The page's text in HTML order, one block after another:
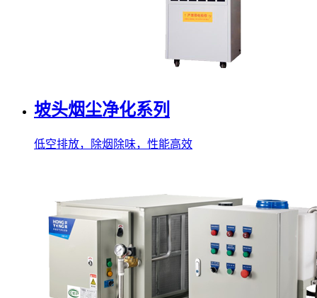
坡头烟尘净化系列
低空排放，除烟除味，性能高效